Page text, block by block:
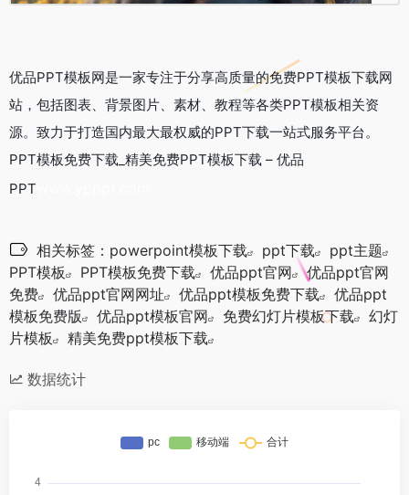
优品PPT模板网是一家专注于分享高质量的免费PPT模板下载网
站，包括图表、背景图片、素材、教程等各类PPT模板相关资
源。致力于打造国内最大最权威的PPT下载一站式服务平台。
PPT模板免费下载_精美免费PPT模板下载 – 优品
PPT
相关标签： powerpoint模板下载 ppt下载
ppt主题
PPT模板
PPT模板免费下载 优品ppt官网
优品ppt官网
免费
优品ppt官网网址 优品ppt模板免费下载
优品ppt
模板免费版
优品ppt模板官网 免费幻灯片模板下载
幻灯
片模板
精美免费ppt模板下载
数据统计